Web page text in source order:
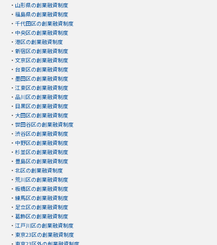
・ 山形県の創業融資制度
・ 福島県の創業融資制度
・ 千代田区の創業融資制度
・ 中央区の創業融資制度
・ 港区の創業融資制度
・ 新宿区の創業融資制度
・ 文京区の創業融資制度
・ 台東区の創業融資制度
・ 墨田区の創業融資制度
・ 江東区の創業融資制度
・ 品川区の創業融資制度
・ 目黒区の創業融資制度
・ 大田区の創業融資制度
・ 世田谷区の創業融資制度
・ 渋谷区の創業融資制度
・ 中野区の創業融資制度
・ 杉並区の創業融資制度
・ 豊島区の創業融資制度
・ 北区の創業融資制度
・ 荒川区の創業融資制度
・ 板橋区の創業融資制度
・ 練馬区の創業融資制度
・ 足立区の創業融資制度
・ 葛飾区の創業融資制度
・ 江戸川区の創業融資制度
・ 東京23区の創業融資制度
・ 東京23区外の創業融資制度